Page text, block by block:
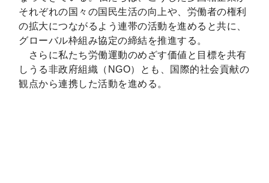
それぞれの国々の国民生活の向上や、労働者の権利
の拡大につながるよう連帯の活動を進めると共に、
グローバル枠組み協定の締結を推進する。
さらに私たち労働運動のめざす価値と目標を共有
しうる非政府組織（NGO）とも、国際的社会貢献の
観点から連携した活動を進める。